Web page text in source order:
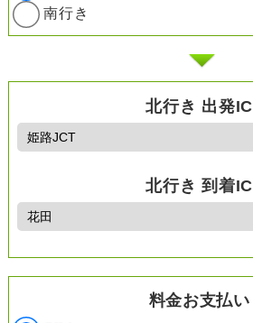
南行き
北行き 出発IC
北行き 到着IC
料金お支払い